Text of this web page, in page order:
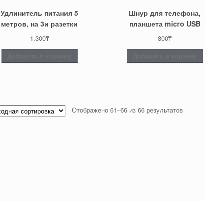
Удлинитель питания 5
метров, на 3и разетки
1.300₸
Шнур для телефона,
планшета micro USB
800₸
Отображено 61–66 из 66 результатов